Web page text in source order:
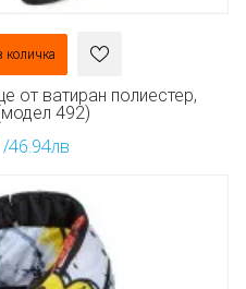
количка
от ватиран полиестер,
492)
/46.94лв